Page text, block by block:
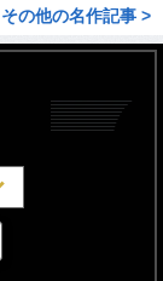
その他の名作記事 >